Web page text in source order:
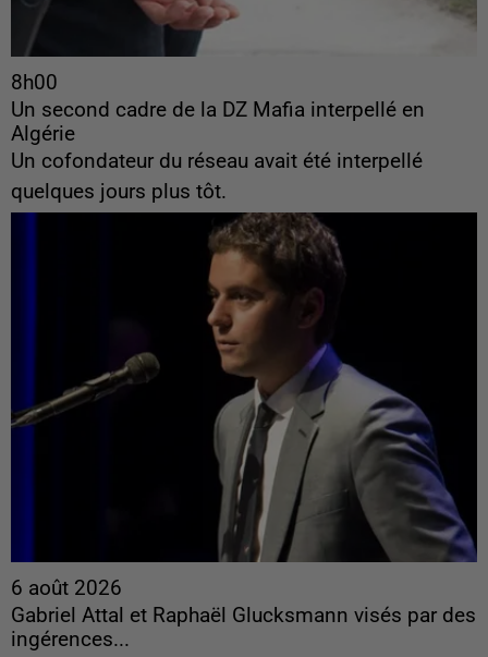
8h00
Un second cadre de la DZ Mafia interpellé en
Algérie
Un cofondateur du réseau avait été interpellé
quelques jours plus tôt.
6 août 2026
Gabriel Attal et Raphaël Glucksmann visés par des
ingérences...